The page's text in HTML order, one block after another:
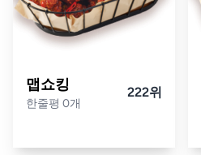
맵쇼킹
한줄평 0개
222위